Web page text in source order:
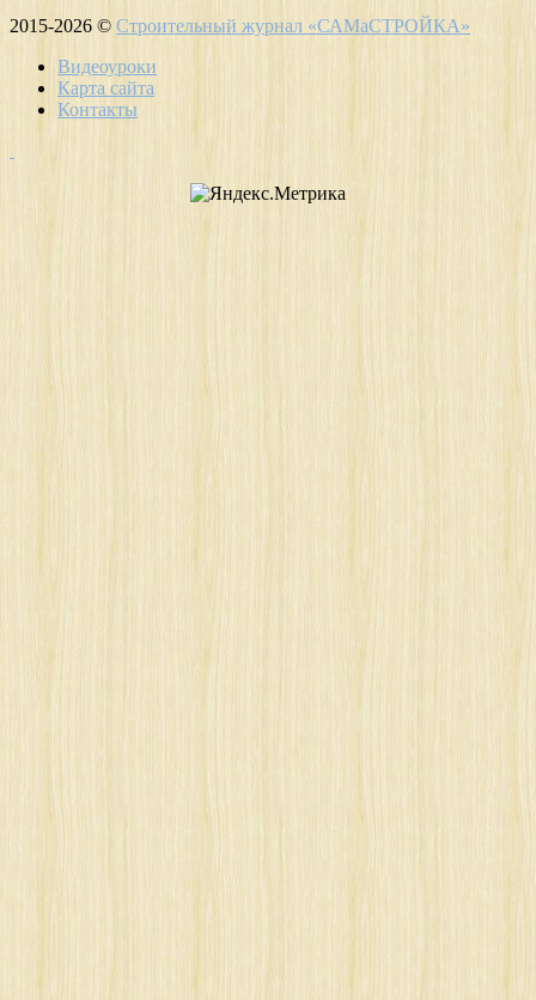
2015-2026 © Строительный журнал «САМаСТРОЙКА»
Видеоуроки
Карта сайта
Контакты